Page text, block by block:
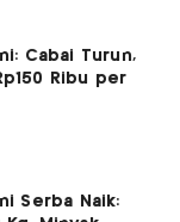
Cabai Turun,
Ribu per
Serba Naik: